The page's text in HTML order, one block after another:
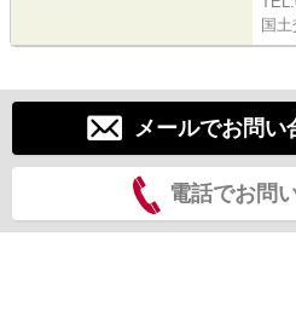
国
メールでお問い
電話でお問